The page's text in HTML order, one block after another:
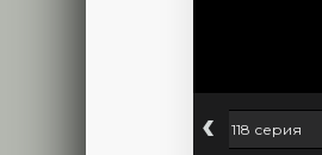
‹ 118 серия